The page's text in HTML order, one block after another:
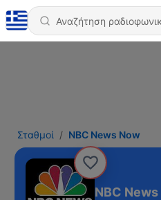
Σταθμοί NBC News Now
NBC